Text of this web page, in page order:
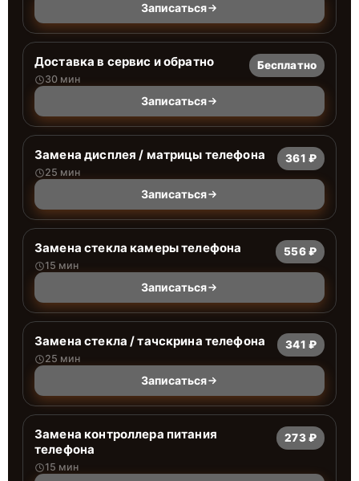
Записаться
Доставка в сервис и обратно
30 мин
Бесплатно
Записаться
Замена дисплея / матрицы телефона
25 мин
361 ₽
Записаться
Замена стекла камеры телефона
15 мин
556 ₽
Записаться
Замена стекла / тачскрина телефона
25 мин
341 ₽
Записаться
Замена контроллера питания
телефона
15 мин
273 ₽